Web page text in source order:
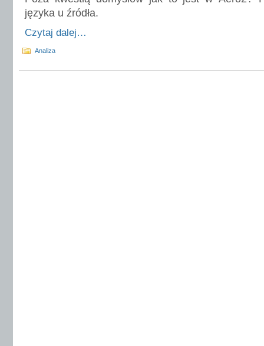
języka u źródła.
Czytaj dalej…
Analiza